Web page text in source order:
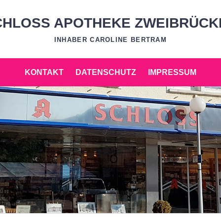
APOTHEKE
INHABER CAROLINE BERTRAM
KONTAKT DATENSCHUTZ IMPRESSUM